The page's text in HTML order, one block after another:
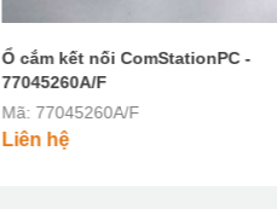
Ổ cắm kết nối ComStationPC -
77045260A/F
Mã: 77045260A/F
Liên hệ